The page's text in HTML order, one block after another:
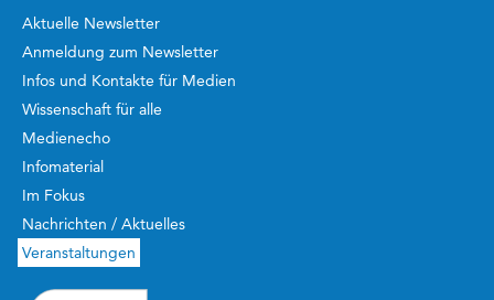
Aktuelle Newsletter
Anmeldung zum Newsletter
Infos und Kontakte für Medien
Wissenschaft für alle
Medienecho
Infomaterial
Im Fokus
Nachrichten / Aktuelles
Veranstaltungen